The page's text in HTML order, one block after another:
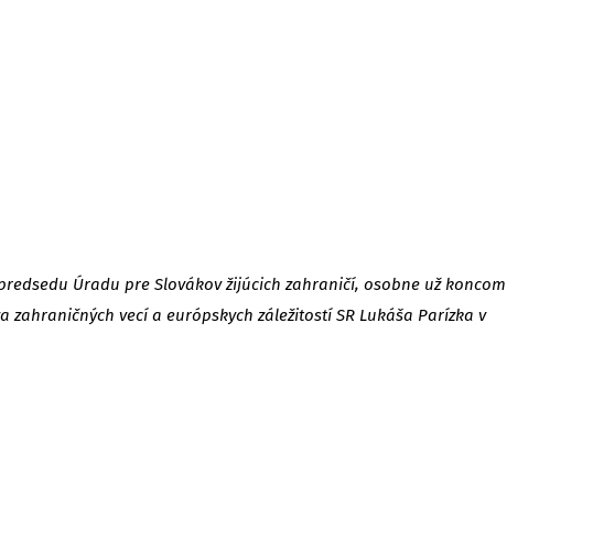
Úradu pre Slovákov žijúcich zahraničí, osobne už koncom
vecí a európskych záležitostí SR Lukáša Parízka v